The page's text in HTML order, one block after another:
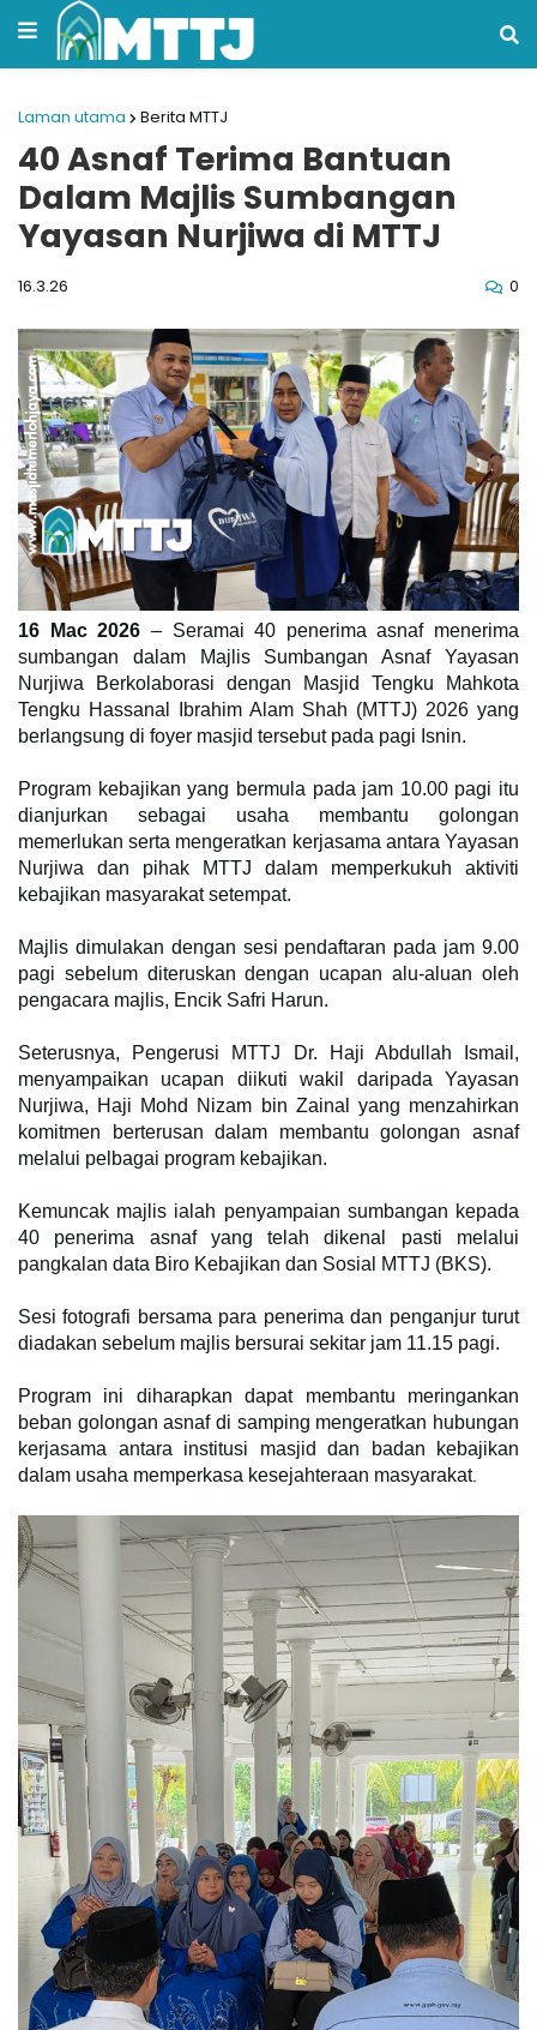
Laman utama Berita MTTJ
40 Asnaf Terima Bantuan
Dalam Majlis Sumbangan
Yayasan Nurjiwa di MTTJ
16.3.26 0
16 Mac 2026 – Seramai 40 penerima asnaf menerima
sumbangan dalam Majlis Sumbangan Asnaf Yayasan
Nurjiwa Berkolaborasi dengan Masjid Tengku Mahkota
Tengku Hassanal Ibrahim Alam Shah (MTTJ) 2026 yang
berlangsung di foyer masjid tersebut pada pagi Isnin.
Program kebajikan yang bermula pada jam 10.00 pagi itu
dianjurkan sebagai usaha membantu golongan
memerlukan serta mengeratkan kerjasama antara Yayasan
Nurjiwa dan pihak MTTJ dalam memperkukuh aktiviti
kebajikan masyarakat setempat.
Majlis dimulakan dengan sesi pendaftaran pada jam 9.00
pagi sebelum diteruskan dengan ucapan alu-aluan oleh
pengacara majlis, Encik Safri Harun.
Seterusnya, Pengerusi MTTJ Dr. Haji Abdullah Ismail,
menyampaikan ucapan diikuti wakil daripada Yayasan
Nurjiwa, Haji Mohd Nizam bin Zainal yang menzahirkan
komitmen berterusan dalam membantu golongan asnaf
melalui pelbagai program kebajikan.
Kemuncak majlis ialah penyampaian sumbangan kepada
40 penerima asnaf yang telah dikenal pasti melalui
pangkalan data Biro Kebajikan dan Sosial MTTJ (BKS).
Sesi fotografi bersama para penerima dan penganjur turut
diadakan sebelum majlis bersurai sekitar jam 11.15 pagi.
Program ini diharapkan dapat membantu meringankan
beban golongan asnaf di samping mengeratkan hubungan
kerjasama antara institusi masjid dan badan kebajikan
dalam usaha memperkasa kesejahteraan masyarakat.